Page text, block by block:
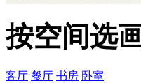
按空间选
客厅 餐厅 书房 卧室